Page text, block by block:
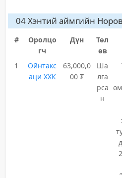
04 Хэнтий аймгийн
#
Оролцо
гч
Дүн
Төл
өв
1
Ойнтакс
аци ХХК
63,000,0
00 ₮
Ша
лга
рса
н